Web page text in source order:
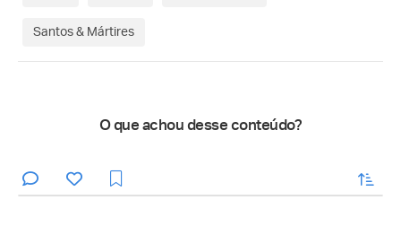
Santos & Mártires
O que achou desse conteúdo?
enviar